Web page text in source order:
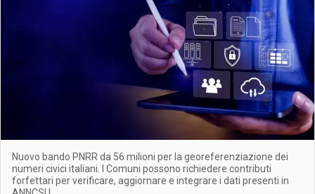
Nuovo bando PNRR da 56 milioni per la georeferenziazione dei
numeri civici italiani. I Comuni possono richiedere contributi
forfettari per verificare, aggiornare e integrare i dati presenti in